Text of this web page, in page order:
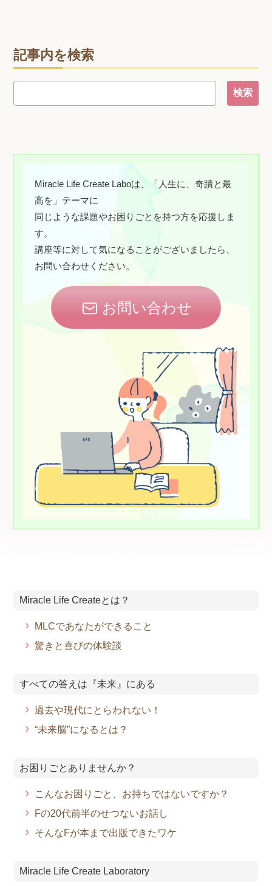
記事内を検索
Miracle Life Create Laboは、「人生に、奇蹟と最
高を」テーマに
同じような課題やお困りごとを持つ方を応援しま
す。
講座等に対して気になることがございましたら、
お問い合わせください。
お問い合わせ
Miracle Life Createとは？
MLCであなたができること
驚きと喜びの体験談
すべての答えは『未来』にある
過去や現代にとらわれない！
“未来脳”になるとは？
お困りごとありませんか？
こんなお困りごと、お持ちではないですか？
Fの20代前半のせつないお話し
そんなFが本まで出版できたワケ
Miracle Life Create Laboratory